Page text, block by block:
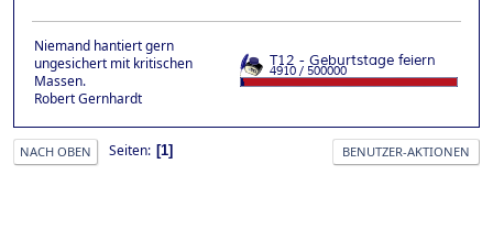
Niemand hantiert gern
ungesichert mit kritischen
Massen.
Robert Gernhardt
NACH OBEN Seiten 1 BENUTZER-AKTIONEN